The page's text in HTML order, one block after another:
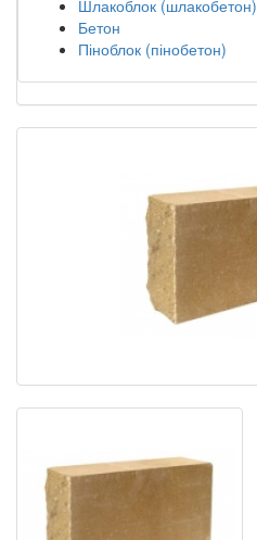
Шлакоблок (шлакобетон)
Бетон
Піноблок (пінобетон)